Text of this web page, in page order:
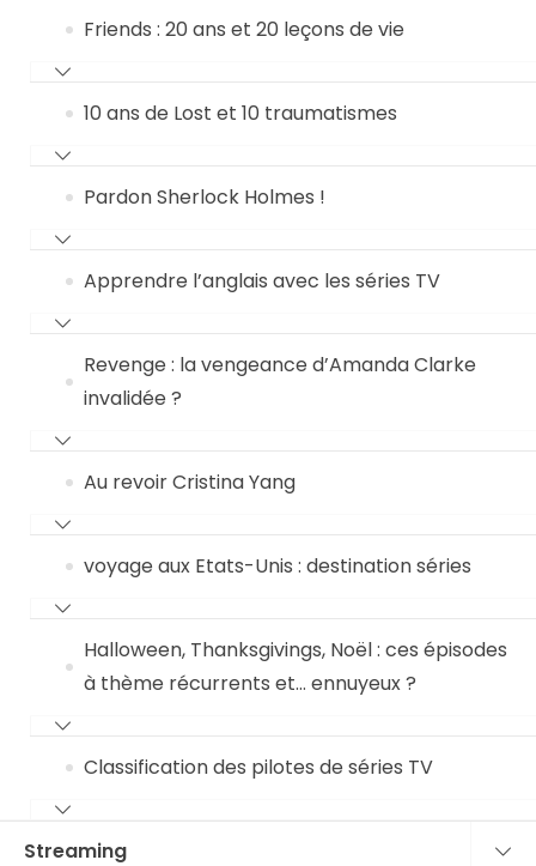
Friends : 20 ans et 20 leçons de vie
10 ans de Lost et 10 traumatismes
Pardon Sherlock Holmes !
Apprendre l’anglais avec les séries TV
Revenge : la vengeance d’Amanda Clarke
invalidée ?
Au revoir Cristina Yang
voyage aux Etats-Unis : destination séries
Halloween, Thanksgivings, Noël : ces épisodes
à thème récurrents et… ennuyeux ?
Classification des pilotes de séries TV
Streaming